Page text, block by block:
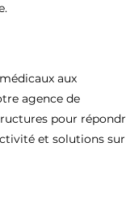
aux
agence de
pour
et solutions sur